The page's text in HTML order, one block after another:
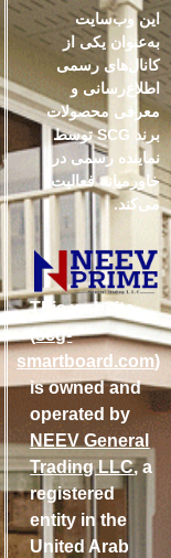
این وب‌سایت
به‌عنوان یکی از
کانال‌های رسمی
اطلاع‌رسانی و
معرفی محصولات
برند SCG توسط
نماینده رسمی در
خاورمیانه فعالیت
می‌کند.
This website
(scg-
smartboard.com)
is owned and
operated by
NEEV General
Trading LLC, a
registered
entity in the
United Arab